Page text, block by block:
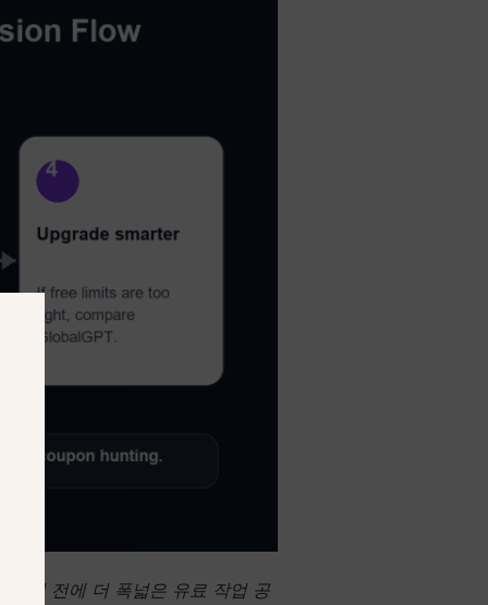
하기 전에 더 폭넓은 유료 작업 공